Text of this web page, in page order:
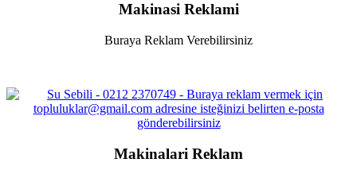
Makinasi Reklami
Buraya Reklam Verebilirsiniz
Makinalari Reklam